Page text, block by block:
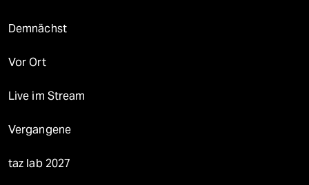
Demnächst
Vor Ort
Live im Stream
Vergangene
taz lab 2027